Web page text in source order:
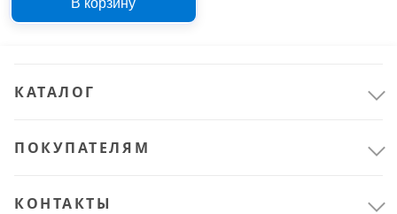
черная RAL 9005 5 кг
280089
В корзину
КАТАЛОГ
ПОКУПАТЕЛЯМ
КОНТАКТЫ